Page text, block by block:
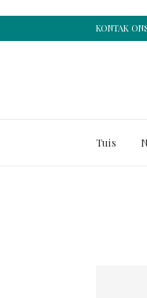
KONTAK
Tuis